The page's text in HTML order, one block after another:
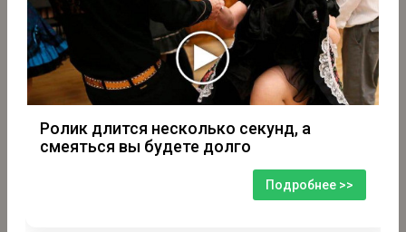
Ролик длится несколько секунд, а
смеяться вы будете долго
Подробнее >>